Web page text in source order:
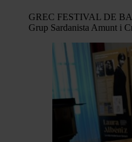
GREC FESTIVAL DE
Grup Sardanista Amunt i